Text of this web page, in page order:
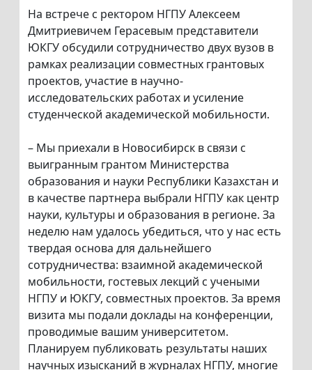
На встрече с ректором НГПУ Алексеем
Дмитриевичем Герасевым представители
ЮКГУ обсудили сотрудничество двух вузов в
рамках реализации совместных грантовых
проектов, участие в научно-
исследовательских работах и усиление
студенческой академической мобильности.
– Мы приехали в Новосибирск в связи с
выигранным грантом Министерства
образования и науки Республики Казахстан и
в качестве партнера выбрали НГПУ как центр
науки, культуры и образования в регионе. За
неделю нам удалось убедиться, что у нас есть
твердая основа для дальнейшего
сотрудничества: взаимной академической
мобильности, гостевых лекций с учеными
НГПУ и ЮКГУ, совместных проектов. За время
визита мы подали доклады на конференции,
проводимые вашим университетом.
Планируем публиковать результаты наших
научных изысканий в журналах НГПУ, многие